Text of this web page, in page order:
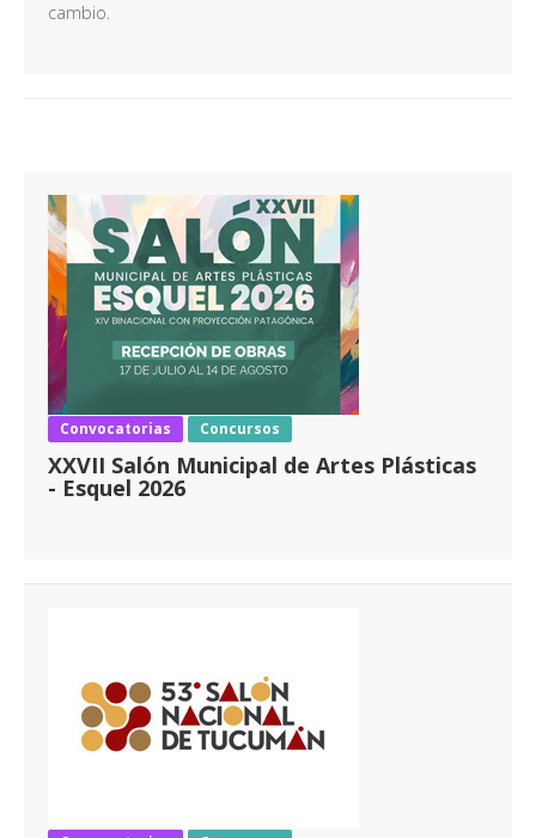
cambio.
Convocatorias Concursos
XXVII Salón Municipal de Artes Plásticas
- Esquel 2026